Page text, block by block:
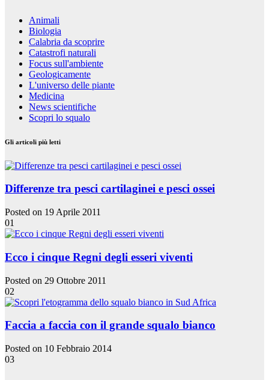
Animali
Biologia
Calabria da scoprire
Catastrofi naturali
Focus sull'ambiente
Geologicamente
L'universo delle piante
Medicina
News scientifiche
Scopri lo squalo
Gli articoli più letti
Differenze tra pesci cartilaginei e pesci ossei
Posted on 19 Aprile 2011
01
Ecco i cinque Regni degli esseri viventi
Posted on 29 Ottobre 2011
02
Faccia a faccia con il grande squalo bianco
Posted on 10 Febbraio 2014
03